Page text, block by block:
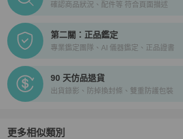
確認商品狀況、配件等 符合頁面描述
第二關：正品鑑定
專業鑑定團隊、AI 儀器鑑定、正品證書
90 天仿品退貨
出貨錄影、防掉換封條、雙重防護包裝
更多相似類別